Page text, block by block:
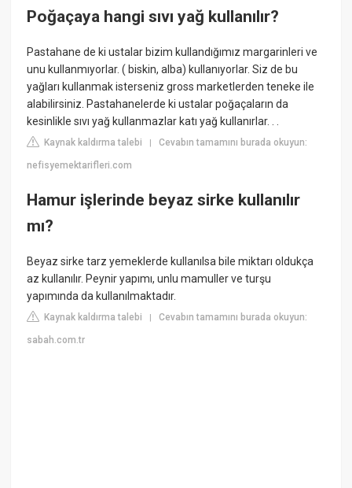
Poğaçaya hangi sıvı yağ kullanılır?
Pastahane de ki ustalar bizim kullandığımız margarinleri ve
unu kullanmıyorlar. ( biskin, alba) kullanıyorlar. Siz de bu
yağları kullanmak isterseniz gross marketlerden teneke ile
alabilirsiniz. Pastahanelerde ki ustalar poğaçaların da
kesinlikle sıvı yağ kullanmazlar katı yağ kullanırlar. . .
Kaynak kaldırma talebi |Cevabın tamamını burada okuyun:
nefisyemektarifleri.com
Hamur işlerinde beyaz sirke kullanılır
mı?
Beyaz sirke tarz yemeklerde kullanılsa bile miktarı oldukça
az kullanılır. Peynir yapımı, unlu mamuller ve turşu
yapımında da kullanılmaktadır.
Kaynak kaldırma talebi |Cevabın tamamını burada okuyun:
sabah.com.tr